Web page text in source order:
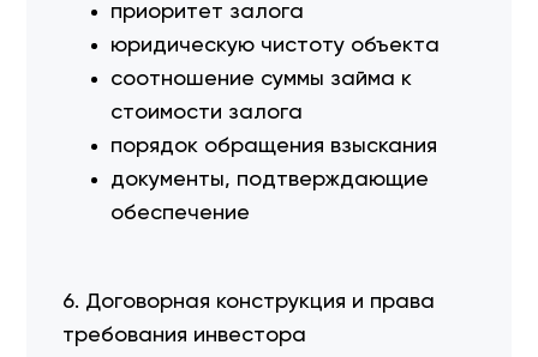
приоритет залога
юридическую чистоту объекта
соотношение суммы займа к
стоимости залога
порядок обращения взыскания
документы, подтверждающие
обеспечение
6. Договорная конструкция и права
требования инвестора